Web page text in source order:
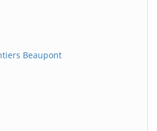
Beaupont